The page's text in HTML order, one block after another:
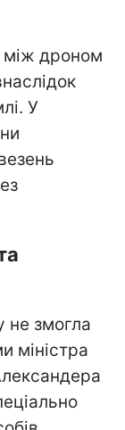
між дроном
У
не змогла
міністра